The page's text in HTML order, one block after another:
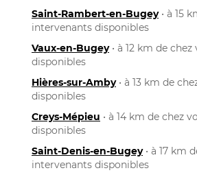
Saint-Rambert-en-Bugey• à 15
intervenants disponibles
Vaux-en-Bugey• à 12 km de
disponibles
Hières-sur-Amby• à 13 km de
disponibles
Creys-Mépieu • à 14 km de chez
disponibles
Saint-Denis-en-Bugey• à 17 km
intervenants disponibles